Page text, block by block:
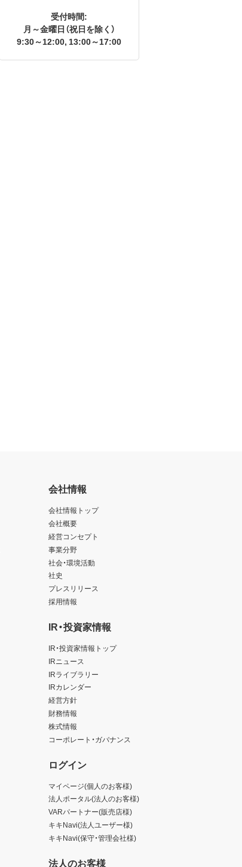
受付時間:
月～金曜日（祝日を除く）
9:30～12:00, 13:00～17:00
会社情報
会社情報トップ
会社概要
経営コンセプト
事業分野
社会・環境活動
社史
プレスリリース
採用情報
IR・投資家情報
IR・投資家情報トップ
IRニュース
IRライブラリー
IRカレンダー
経営方針
財務情報
株式情報
コーポレート・ガバナンス
ログイン
マイページ(個人のお客様)
法人ポータル(法人のお客様)
VARパートナー(販売店様)
キキNavi(法人ユーザー様)
キキNavi(保守・管理会社様)
法人のお客様